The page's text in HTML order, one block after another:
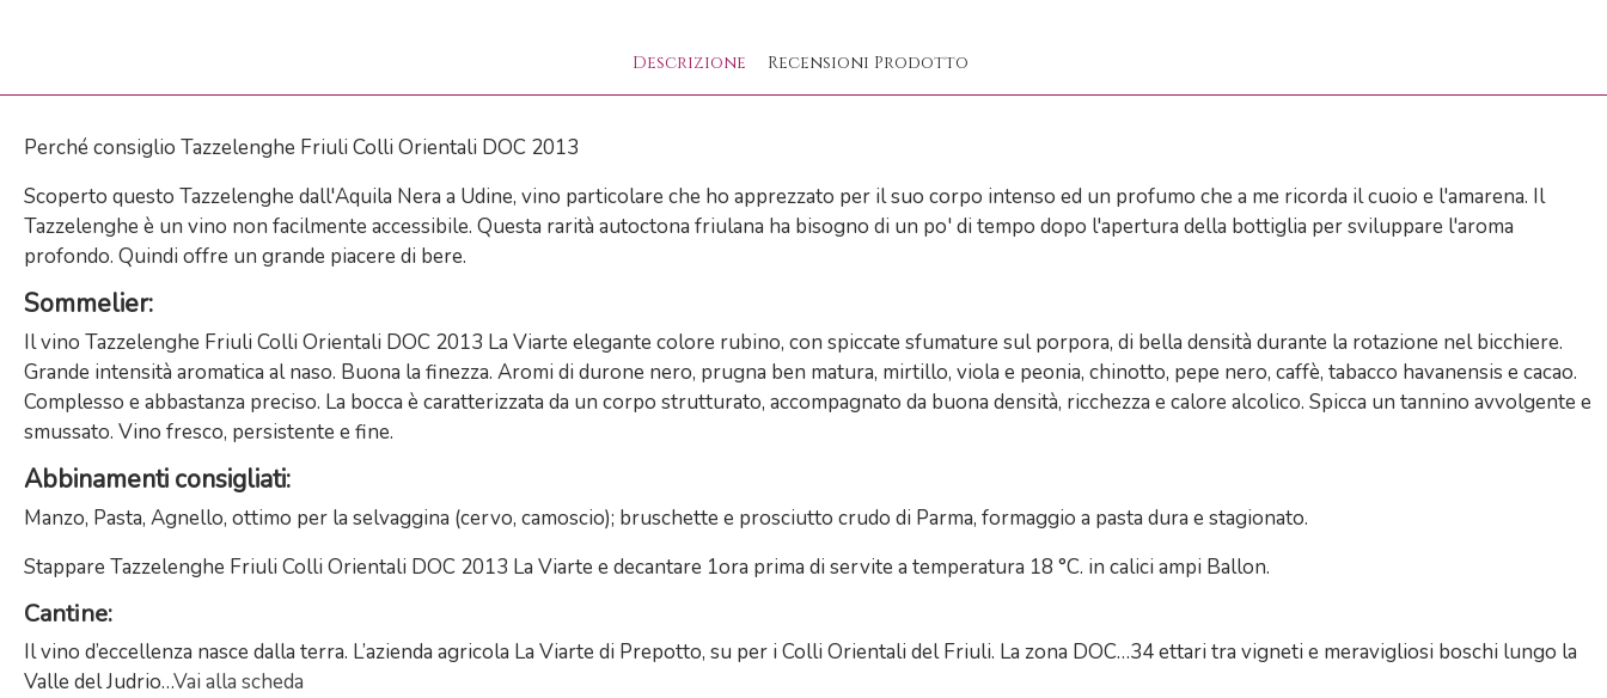
Descrizione Recensioni Prodotto
Perché consiglio Tazzelenghe Friuli Colli Orientali DOC 2013
Scoperto questo Tazzelenghe dall'Aquila Nera a Udine, vino particolare che ho apprezzato per il suo corpo intenso ed un profumo che a me ricorda il cuoio e l'amarena. Il
Tazzelenghe è un vino non facilmente accessibile. Questa rarità autoctona friulana ha bisogno di un po' di tempo dopo l'apertura della bottiglia per sviluppare l'aroma
profondo. Quindi offre un grande piacere di bere.
Sommelier:
Il vino Tazzelenghe Friuli Colli Orientali DOC 2013 La Viarte elegante colore rubino, con spiccate sfumature sul porpora, di bella densità durante la rotazione nel bicchiere.
Grande intensità aromatica al naso. Buona la finezza. Aromi di durone nero, prugna ben matura, mirtillo, viola e peonia, chinotto, pepe nero, caffè, tabacco havanensis e cacao.
Complesso e abbastanza preciso. La bocca è caratterizzata da un corpo strutturato, accompagnato da buona densità, ricchezza e calore alcolico. Spicca un tannino avvolgente e
smussato. Vino fresco, persistente e fine.
Abbinamenti consigliati:
Manzo, Pasta, Agnello, ottimo per la selvaggina (cervo, camoscio); bruschette e prosciutto crudo di Parma, formaggio a pasta dura e stagionato.
Stappare Tazzelenghe Friuli Colli Orientali DOC 2013 La Viarte e decantare 1ora prima di servite a temperatura 18 °C. in calici ampi Ballon.
Cantine:
Il vino d’eccellenza nasce dalla terra. L’azienda agricola La Viarte di Prepotto, su per i Colli Orientali del Friuli. La zona DOC…34 ettari tra vigneti e meravigliosi boschi lungo la
Valle del Judrio…Vai alla scheda